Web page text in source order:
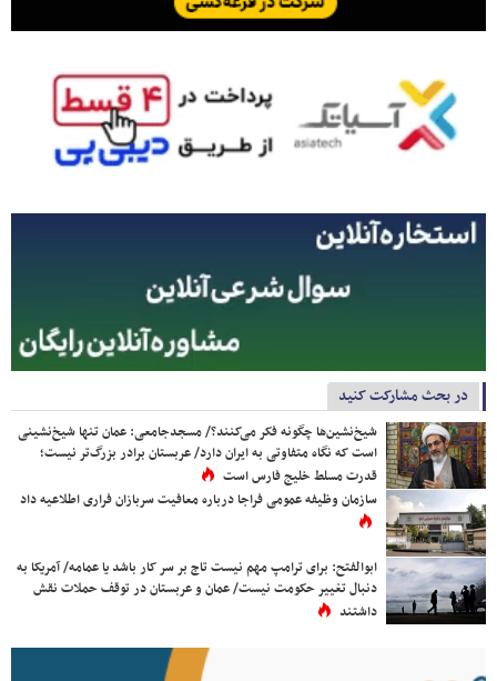
در بحث مشارکت کنید
شیخ‌نشین‌ها چگونه فکر می‌کنند؟/ مسجدجامعی: عمان تنها شیخ‌نشینی
است که نگاه متفاوتی به ایران دارد/ عربستان برادر بزرگ‌تر نیست؛
قدرت مسلط خلیج فارس است
سازمان وظیفه عمومی فراجا درباره معافیت سربازان فراری اطلاعیه داد
ابوالفتح: برای ترامپ مهم نیست تاج بر سر کار باشد یا عمامه/ آمریکا به
دنبال تغییر حکومت نیست/ عمان و عربستان در توقف حملات نقش
داشتند